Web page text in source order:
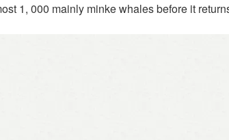
1, 000 mainly minke whales before it